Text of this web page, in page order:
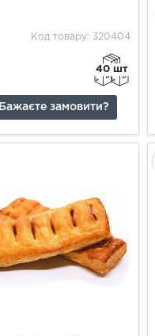
Код товару: 320404
40 шт
Бажаєте замовити?